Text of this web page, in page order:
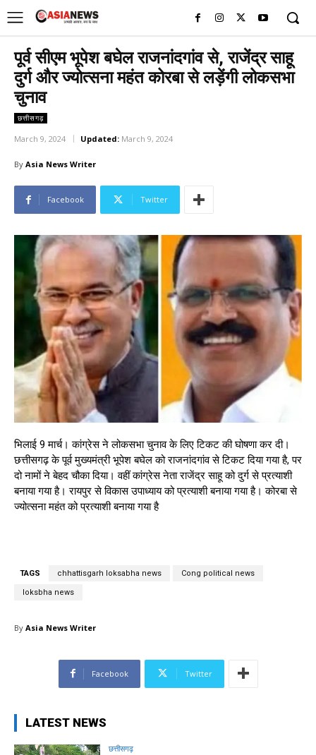
पूर्व सीएम भूपेश बघेल राजनांदगांव से, राजेंद्र साहू
दुर्ग और ज्योत्सना महंत कोरबा से लड़ेंगी लोकसभा
चुनाव
छत्तीसगढ़
March 9, 2024 Updated: March 9, 2024
By Asia News Writer
Facebook Twitter
भिलाई 9 मार्च। कांग्रेस ने लोकसभा चुनाव के लिए टिकट की घोषणा कर दी।
छत्तीसगढ़ के पूर्व मुख्यमंत्री भूपेश बघेल को राजनांदगांव से टिकट दिया गया है, पर
दो नामों ने बेहद चौका दिया। वहीं कांग्रेस नेता राजेंद्र साहू को दुर्ग से प्रत्याशी
बनाया गया है। रायपुर से विकास उपाध्याय को प्रत्याशी बनाया गया है। कोरबा से
ज्योत्सना महंत को प्रत्याशी बनाया गया है
TAGS chhattisgarh loksabha news Cong political news
loksbha news
By Asia News Writer
Facebook Twitter
LATEST NEWS
छत्तीसगढ़